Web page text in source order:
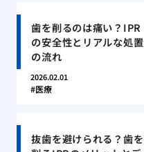
歯を削るのは痛い？IPR
の安全性とリアルな処置
の流れ
2026.02.01
医療
抜歯を避けられる？歯を